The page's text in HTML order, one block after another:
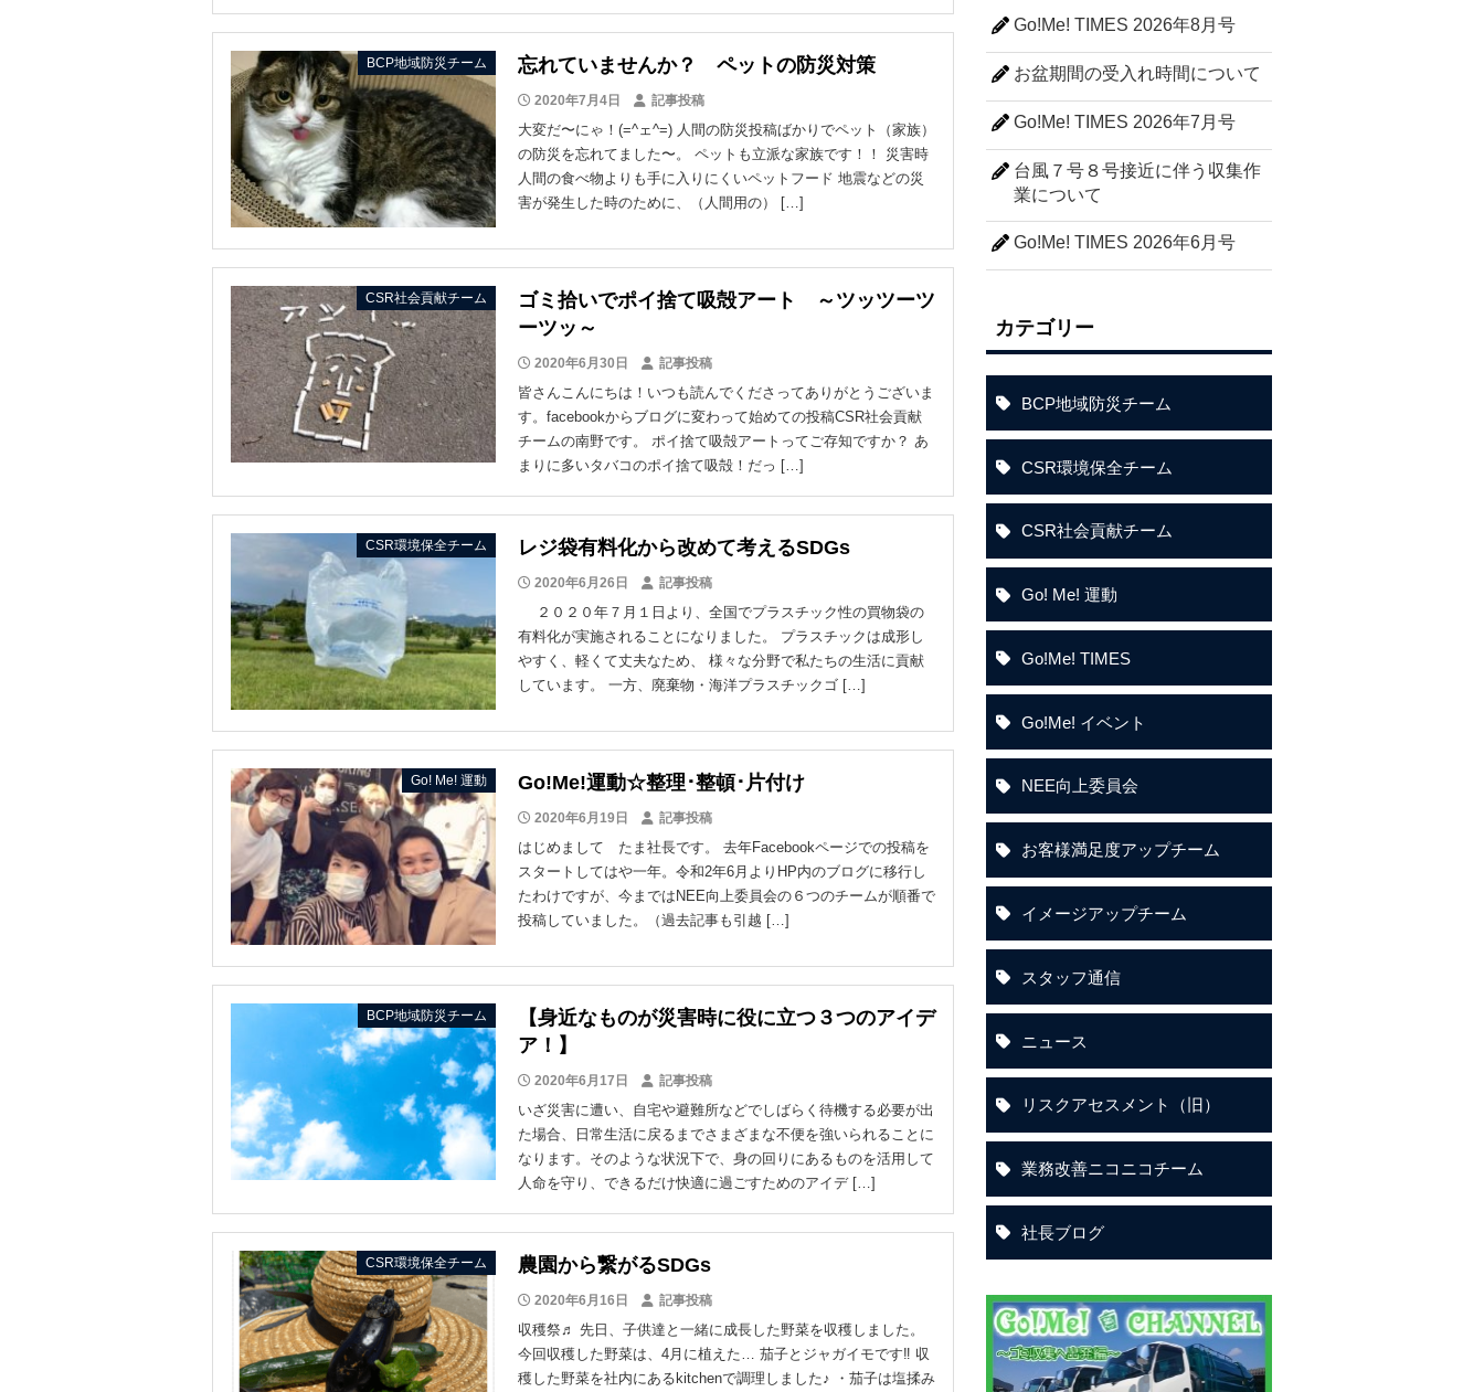
BCP地域防災チーム 忘れていませんか？ ペットの防災対策
2020年7月4日 記事投稿
大変だ〜にゃ！(=^ェ^=) 人間の防災投稿ばかりでペット（家族）
の防災を忘れてました〜。 ペットも立派な家族です！！ 災害時
人間の食べ物よりも手に入りにくいペットフード 地震などの災
害が発生した時のために、（人間用の） […]
CSR社会貢献チーム
ゴミ拾いでポイ捨て吸殻アート ～ツッツーツ
ーツッ～
2020年6月30日 記事投稿
皆さんこんにちは！いつも読んでくださってありがとうございま
す。facebookからブログに変わって始めての投稿CSR社会貢献
チームの南野です。 ポイ捨て吸殻アートってご存知ですか？ あ
まりに多いタバコのポイ捨て吸殻！だっ […]
CSR環境保全チーム レジ袋有料化から改めて考えるSDGs
2020年6月26日 記事投稿
２０２０年７月１日より、全国でプラスチック性の買物袋の
有料化が実施されることになりました。 プラスチックは成形し
やすく、軽くて丈夫なため、 様々な分野で私たちの生活に貢献
しています。 一方、廃棄物・海洋プラスチックゴ […]
Go! Me! 運動 Go!Me!運動☆整理･整頓･片付け
2020年6月19日 記事投稿
はじめまして たま社長です。 去年Facebookページでの投稿を
スタートしてはや一年。令和2年6月よりHP内のブログに移行し
たわけですが、今まではNEE向上委員会の６つのチームが順番で
投稿していました。（過去記事も引越 […]
BCP地域防災チーム
【身近なものが災害時に役に立つ３つのアイデ
ア！】
2020年6月17日 記事投稿
いざ災害に遭い、自宅や避難所などでしばらく待機する必要が出
た場合、日常生活に戻るまでさまざまな不便を強いられることに
なります。そのような状況下で、身の回りにあるものを活用して
人命を守り、できるだけ快適に過ごすためのアイデ […]
CSR環境保全チーム 農園から繋がるSDGs
2020年6月16日 記事投稿
収穫祭♬ 先日、子供達と一緒に成長した野菜を収穫しました。
今回収穫した野菜は、4月に植えた… 茄子とジャガイモです‼︎ 収
穫した野菜を社内にあるkitchenで調理しました♪ ・茄子は塩揉み
Go!Me! TIMES 2026年8月号
お盆期間の受入れ時間について
Go!Me! TIMES 2026年7月号
台風７号８号接近に伴う収集作
業について
Go!Me! TIMES 2026年6月号
カテゴリー
BCP地域防災チーム
CSR環境保全チーム
CSR社会貢献チーム
Go! Me! 運動
Go!Me! TIMES
Go!Me! イベント
NEE向上委員会
お客様満足度アップチーム
イメージアップチーム
スタッフ通信
ニュース
リスクアセスメント（旧）
業務改善ニコニコチーム
社長ブログ